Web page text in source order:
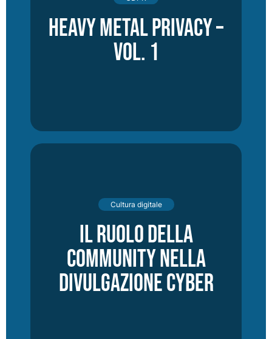
Heavy Metal Privacy –
vol. 1
Cultura digitale
Il ruolo della
community nella
divulgazione cyber